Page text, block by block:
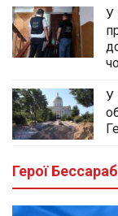
У
У
Герої